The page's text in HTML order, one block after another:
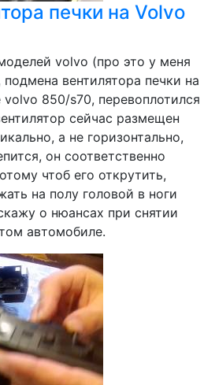
печки на Volvo
volvo (про это у меня
подмена вентилятора печки на
850/s70, перевоплотился
сейчас размещен
а не горизонтально,
он соответственно
чтоб его открутить,
на полу головой в ноги
о нюансах при снятии
автомобиле.